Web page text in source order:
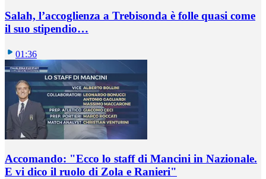
Salah, l’accoglienza a Trebisonda è folle quasi come
il suo stipendio…
01:36
Accomando: "Ecco lo staff di Mancini in Nazionale.
E vi dico il ruolo di Zola e Ranieri"